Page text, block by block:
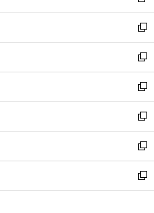
開
く
ウ
で
開
く
ン
ド
ウ
で
開
く
ウ
ィ
ン
ド
ウ
で
開
く
し
い
ウ
ィ
ン
ド
ウ
で
開
く
新
し
い
ウ
ィ
ン
ド
ウ
で
開
く
新
し
い
ウ
ィ
ン
ド
ウ
で
開
新
し
い
ウ
ィ
ン
ド
ウ
新
し
い
ウ
ィ
ン
新
し
い
ウ
新
し